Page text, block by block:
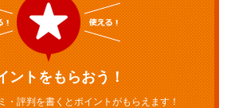
ントをもらおう！
・評判を書くとポイントがもらえます！